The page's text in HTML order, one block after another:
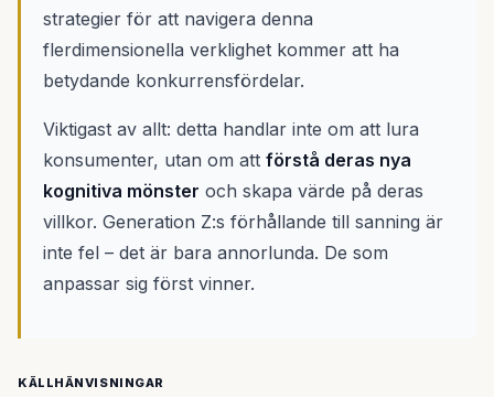
strategier för att navigera denna
flerdimensionella verklighet kommer att ha
betydande konkurrensfördelar.
Viktigast av allt: detta handlar inte om att lura
konsumenter, utan om att förstå deras nya
kognitiva mönster och skapa värde på deras
villkor. Generation Z:s förhållande till sanning är
inte fel – det är bara annorlunda. De som
anpassar sig först vinner.
KÄLLHÄNVISNINGAR